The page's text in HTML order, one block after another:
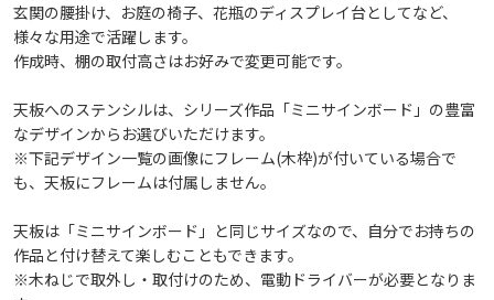
玄関の腰掛け、お庭の椅子、花瓶のディスプレイ台としてなど、
様々な用途で活躍します。
作成時、棚の取付高さはお好みで変更可能です。
天板へのステンシルは、シリーズ作品「ミニサインボード」の豊富
なデザインからお選びいただけます。
※下記デザイン一覧の画像にフレーム(木枠)が付いている場合で
も、天板にフレームは付属しません。
天板は「ミニサインボード」と同じサイズなので、自分でお持ちの
作品と付け替えて楽しむこともできます。
※木ねじで取外し・取付けのため、電動ドライバーが必要となりま
戻る このデザインで予約へ進む